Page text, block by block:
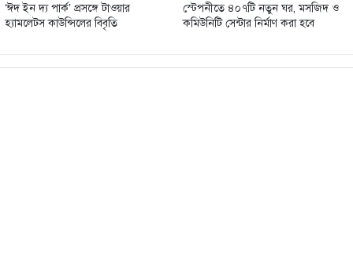
‘ঈদ ইন দ্য পার্ক’ প্রসঙ্গে টাওয়ার
হ্যামলেটস কাউন্সিলের বিবৃতি
স্টেপনীতে ৪০৭টি নতুন ঘর, মসজিদ ও
কমিউনিটি সেন্টার নির্মাণ করা হবে